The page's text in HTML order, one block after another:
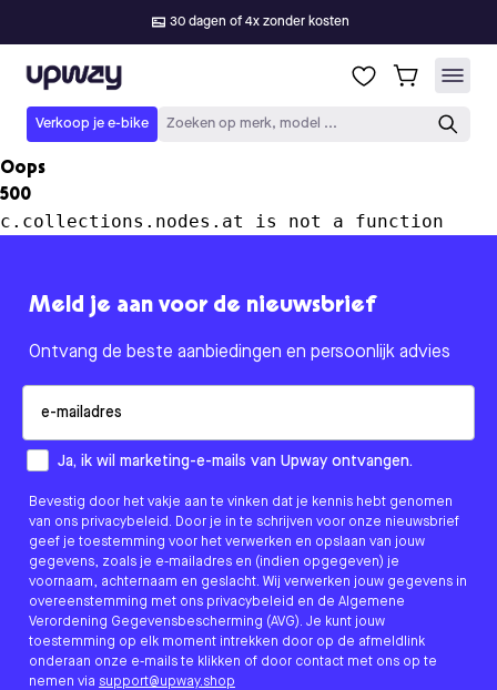
30 dagen of 4x zonder kosten
Upway
Verkoop je e-bike Zoeken op merk, model ...
Oops
500
c.collections.nodes.at is not a function
Meld je aan voor de nieuwsbrief
Ontvang de beste aanbiedingen en persoonlijk advies
How would you like to hear from us?
Ja, ik wil marketing-e-mails van Upway ontvangen.
Bevestig door het vakje aan te vinken dat je kennis hebt genomen
van ons privacybeleid. Door je in te schrijven voor onze nieuwsbrief
geef je toestemming voor het verwerken en opslaan van jouw
gegevens, zoals je e-mailadres en (indien opgegeven) je
voornaam, achternaam en geslacht. Wij verwerken jouw gegevens in
overeenstemming met ons privacybeleid en de Algemene
Verordening Gegevensbescherming (AVG). Je kunt jouw
toestemming op elk moment intrekken door op de afmeldlink
onderaan onze e-mails te klikken of door contact met ons op te
nemen via support@upway.shop